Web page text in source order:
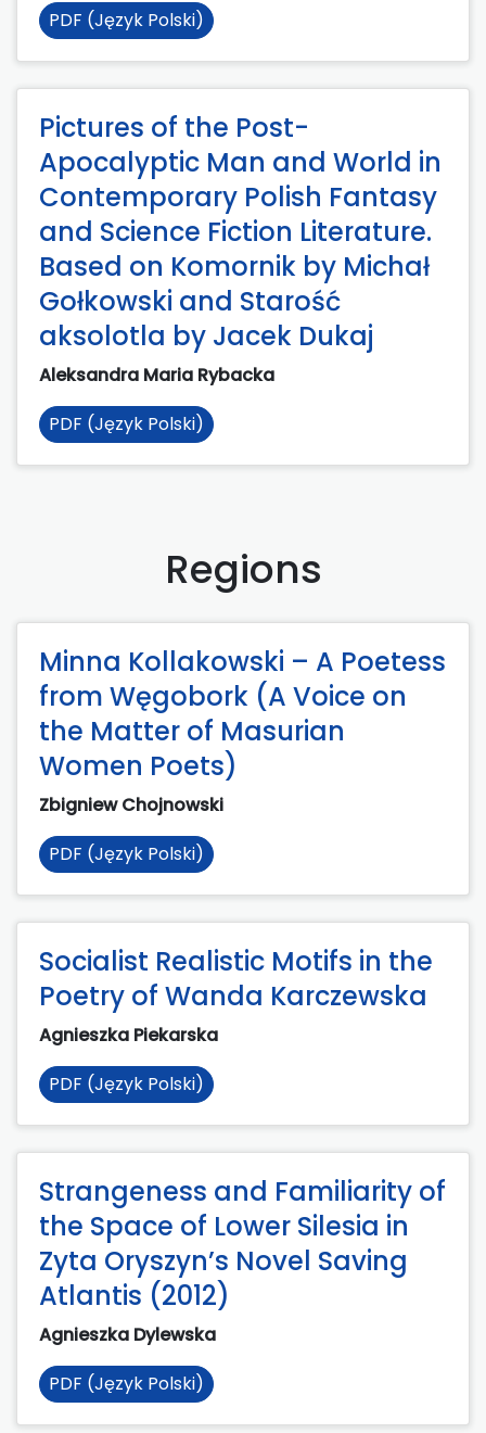
PDF (Język Polski)
Pictures of the Post-
Apocalyptic Man and World in
Contemporary Polish Fantasy
and Science Fiction Literature.
Based on Komornik by Michał
Gołkowski and Starość
aksolotla by Jacek Dukaj
Aleksandra Maria Rybacka
PDF (Język Polski)
Regions
Minna Kollakowski – A Poetess
from Węgobork (A Voice on
the Matter of Masurian
Women Poets)
Zbigniew Chojnowski
PDF (Język Polski)
Socialist Realistic Motifs in the
Poetry of Wanda Karczewska
Agnieszka Piekarska
PDF (Język Polski)
Strangeness and Familiarity of
the Space of Lower Silesia in
Zyta Oryszyn’s Novel Saving
Atlantis (2012)
Agnieszka Dylewska
PDF (Język Polski)